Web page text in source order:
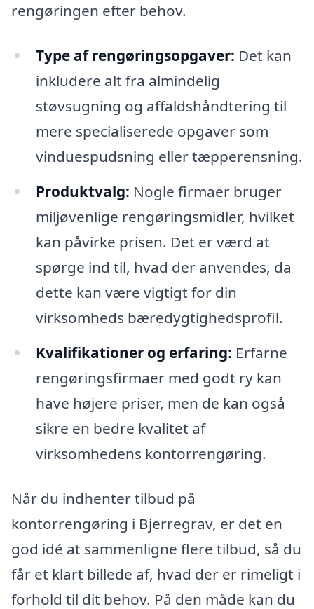
rengøringen efter behov.
Type af rengøringsopgaver: Det kan
inkludere alt fra almindelig
støvsugning og affaldshåndtering til
mere specialiserede opgaver som
vinduespudsning eller tæpperensning.
Produktvalg: Nogle firmaer bruger
miljøvenlige rengøringsmidler, hvilket
kan påvirke prisen. Det er værd at
spørge ind til, hvad der anvendes, da
dette kan være vigtigt for din
virksomheds bæredygtighedsprofil.
Kvalifikationer og erfaring: Erfarne
rengøringsfirmaer med godt ry kan
have højere priser, men de kan også
sikre en bedre kvalitet af
virksomhedens kontorrengøring.
Når du indhenter tilbud på
kontorrengøring i Bjerregrav, er det en
god idé at sammenligne flere tilbud, så du
får et klart billede af, hvad der er rimeligt i
forhold til dit behov. På den måde kan du